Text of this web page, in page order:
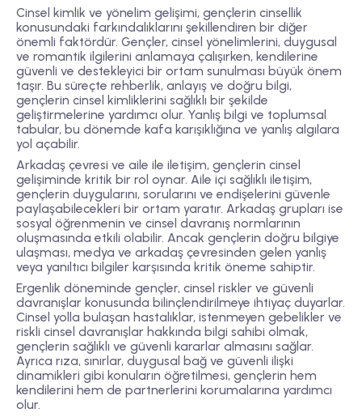
Cinsel kimlik ve yönelim gelişimi, gençlerin cinsellik
konusundaki farkındalıklarını şekillendiren bir diğer
önemli faktördür. Gençler, cinsel yönelimlerini, duygusal
ve romantik ilgilerini anlamaya çalışırken, kendilerine
güvenli ve destekleyici bir ortam sunulması büyük önem
taşır. Bu süreçte rehberlik, anlayış ve doğru bilgi,
gençlerin cinsel kimliklerini sağlıklı bir şekilde
geliştirmelerine yardımcı olur. Yanlış bilgi ve toplumsal
tabular, bu dönemde kafa karışıklığına ve yanlış algılara
yol açabilir.
Arkadaş çevresi ve aile ile iletişim, gençlerin cinsel
gelişiminde kritik bir rol oynar. Aile içi sağlıklı iletişim,
gençlerin duygularını, sorularını ve endişelerini güvenle
paylaşabilecekleri bir ortam yaratır. Arkadaş grupları ise
sosyal öğrenmenin ve cinsel davranış normlarının
oluşmasında etkili olabilir. Ancak gençlerin doğru bilgiye
ulaşması, medya ve arkadaş çevresinden gelen yanlış
veya yanıltıcı bilgiler karşısında kritik öneme sahiptir.
Ergenlik döneminde gençler, cinsel riskler ve güvenli
davranışlar konusunda bilinçlendirilmeye ihtiyaç duyarlar.
Cinsel yolla bulaşan hastalıklar, istenmeyen gebelikler ve
riskli cinsel davranışlar hakkında bilgi sahibi olmak,
gençlerin sağlıklı ve güvenli kararlar almasını sağlar.
Ayrıca rıza, sınırlar, duygusal bağ ve güvenli ilişki
dinamikleri gibi konuların öğretilmesi, gençlerin hem
kendilerini hem de partnerlerini korumalarına yardımcı
olur.